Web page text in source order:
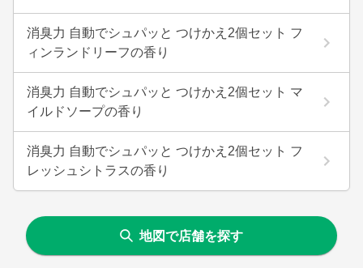
消臭力 自動でシュパッと つけかえ2個セット フ
ィンランドリーフの香り
消臭力 自動でシュパッと つけかえ2個セット マ
イルドソープの香り
消臭力 自動でシュパッと つけかえ2個セット フ
レッシュシトラスの香り
地図で店舗を探す